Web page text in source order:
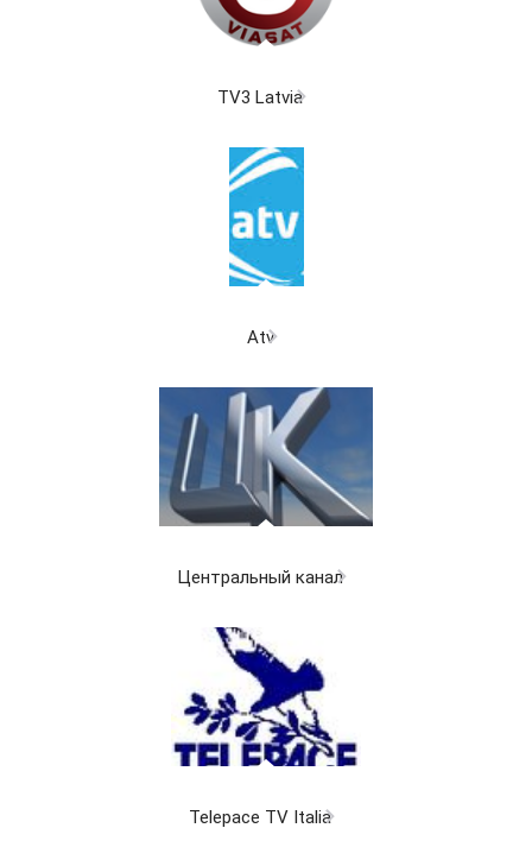
TV3 Latvia
Atv
Центральный канал
Telepace TV Italia